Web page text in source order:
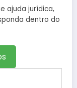
ajuda jurídica,
dentro do